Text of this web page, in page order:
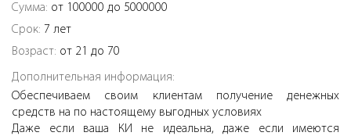
Сумма: от 100000 до 5000000
Срок: 7 лет
Возраст: от 21 до 70
Дополнительная информация:
Обеспечиваем своим клиентам получение денежных
средств на по настоящему выгодных условиях
Даже если ваша КИ не идеальна, даже если имеются